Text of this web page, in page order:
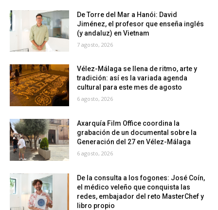
De Torre del Mar a Hanói: David
Jiménez, el profesor que enseña inglés
(y andaluz) en Vietnam
7 agosto, 2026
Vélez-Málaga se llena de ritmo, arte y
tradición: así es la variada agenda
cultural para este mes de agosto
6 agosto, 2026
Axarquía Film Office coordina la
grabación de un documental sobre la
Generación del 27 en Vélez-Málaga
6 agosto, 2026
De la consulta a los fogones: José Coín,
el médico veleño que conquista las
redes, embajador del reto MasterChef y
libro propio